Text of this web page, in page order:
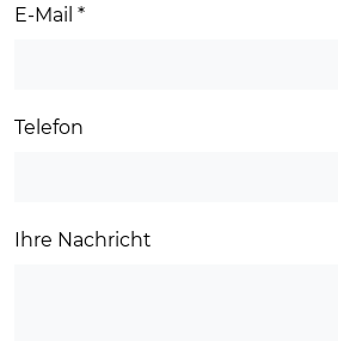
E-Mail *
Telefon
Ihre Nachricht